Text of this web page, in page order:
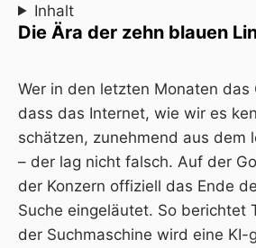
Inhalt
Die Ära der zehn blauen
Wer in den letzten Monaten das
dass das Internet, wie wir es
schätzen, zunehmend aus dem
– der lag nicht falsch. Auf der
der Konzern offiziell das Ende
Suche eingeläutet. So berichtet
der Suchmaschine wird eine KI-